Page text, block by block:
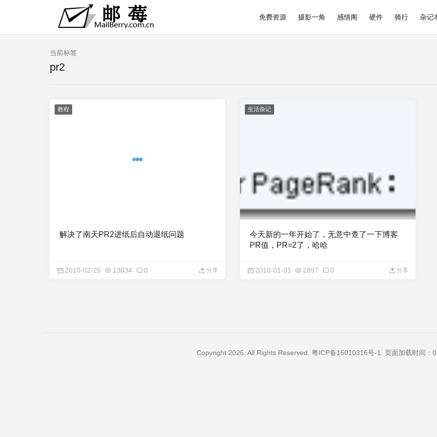
免费资源 摄影一角 感情阁 硬件 骑行 杂记
当前标签
pr2
教程
解决了南天PR2进纸后自动退纸问题
2010-02-25 13034 0 分享
生活杂记
今天新的一年开始了，无意中查了一下博客
PR值，PR=2了，哈哈
2010-01-01 2897 0 分享
Copyright 2026. All Rights Reserved. 粤ICP备16010316号-1 . 页面加载时间：